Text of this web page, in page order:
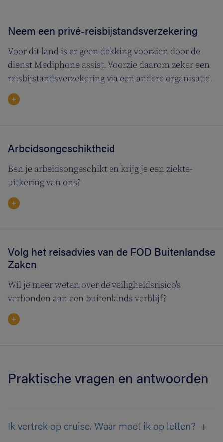
Neem een privé-reisbijstandsverzekering
Voor dit land is er geen dekking voorzien door de
dienst Mediphone assist. Voorzie daarom zeker een
reisbijstandsverzekering via een andere organisatie.
Arbeidsongeschiktheid
Ben je arbeidsongeschikt en krijg je een ziekte-
uitkering van ons?
Volg het reisadvies van de FOD Buitenlandse
Zaken
Wil je meer weten over de veiligheidsrisico's
verbonden aan een buitenlands verblijf?
Praktische vragen en antwoorden
Ik vertrek op cruise. Waar moet ik op letten?